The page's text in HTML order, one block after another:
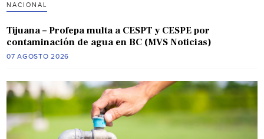
NACIONAL
Tijuana – Profepa multa a CESPT y CESPE por
contaminación de agua en BC (MVS Noticias)
07 AGOSTO 2026